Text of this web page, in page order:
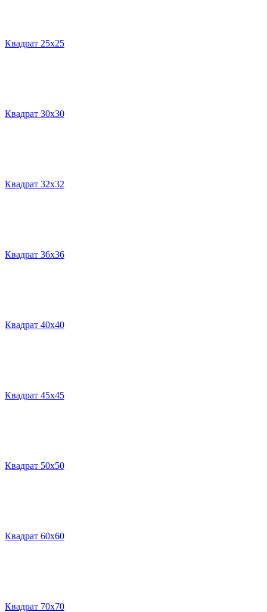
Квадрат 25х25
Квадрат 30х30
Квадрат 32х32
Квадрат 36х36
Квадрат 40х40
Квадрат 45х45
Квадрат 50х50
Квадрат 60х60
Квадрат 70х70